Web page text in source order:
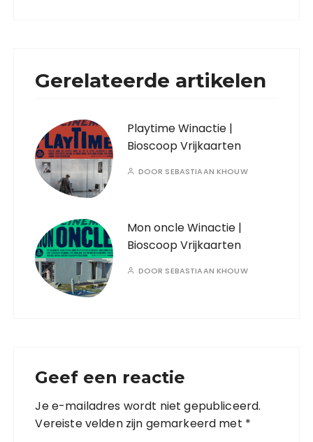
Gerelateerde artikelen
Playtime Winactie |
Bioscoop Vrijkaarten
DOOR SEBASTIAAN KHOUW
Mon oncle Winactie |
Bioscoop Vrijkaarten
DOOR SEBASTIAAN KHOUW
Geef een reactie
Je e-mailadres wordt niet gepubliceerd.
Vereiste velden zijn gemarkeerd met *